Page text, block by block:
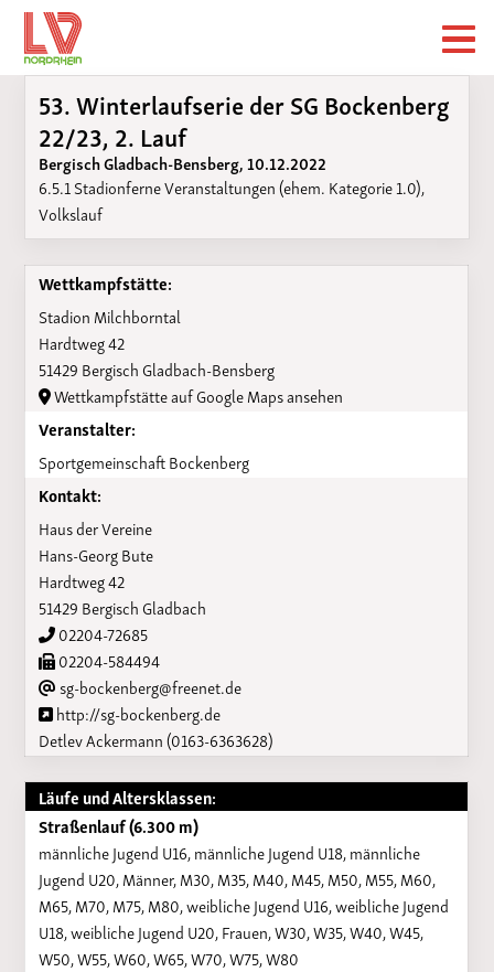
53. Winterlaufserie der SG Bockenberg
22/23, 2. Lauf
Bergisch Gladbach-Bensberg, 10.12.2022
6.5.1 Stadionferne Veranstaltungen (ehem. Kategorie 1.0),
Volkslauf
Wettkampfstätte:
Stadion Milchborntal
Hardtweg 42
51429 Bergisch Gladbach-Bensberg
Wettkampfstätte auf Google Maps ansehen
Veranstalter:
Sportgemeinschaft Bockenberg
Kontakt:
Haus der Vereine
Hans-Georg Bute
Hardtweg 42
51429 Bergisch Gladbach
02204-72685
02204-584494
sg-bockenberg@freenet.de
http://sg-bockenberg.de
Detlev Ackermann (0163-6363628)
Läufe und Altersklassen:
Straßenlauf (6.300 m)
männliche Jugend U16, männliche Jugend U18, männliche
Jugend U20, Männer, M30, M35, M40, M45, M50, M55, M60,
M65, M70, M75, M80, weibliche Jugend U16, weibliche Jugend
U18, weibliche Jugend U20, Frauen, W30, W35, W40, W45,
W50, W55, W60, W65, W70, W75, W80